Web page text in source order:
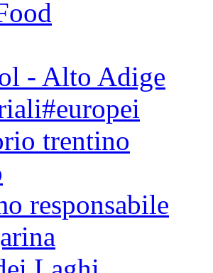
- Alto Adige
trentino
responsabile